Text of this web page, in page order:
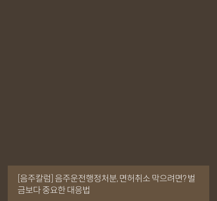
[음주칼럼] 음주운전행정처분, 면허취소 막으려면? 벌
금보다 중요한 대응법